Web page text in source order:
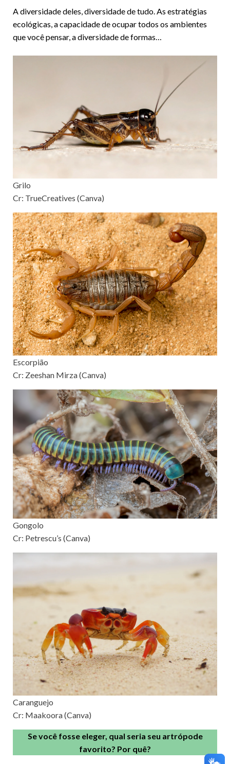
A diversidade deles, diversidade de tudo. As estratégias
ecológicas, a capacidade de ocupar todos os ambientes
que você pensar, a diversidade de formas…
Grilo
Cr: TrueCreatives (Canva)
Escorpião
Cr: Zeeshan Mirza (Canva)
Gongolo
Cr: Petrescu’s (Canva)
Caranguejo
Cr: Maakoora (Canva)
Se você fosse eleger, qual seria seu artrópode
favorito? Por quê?